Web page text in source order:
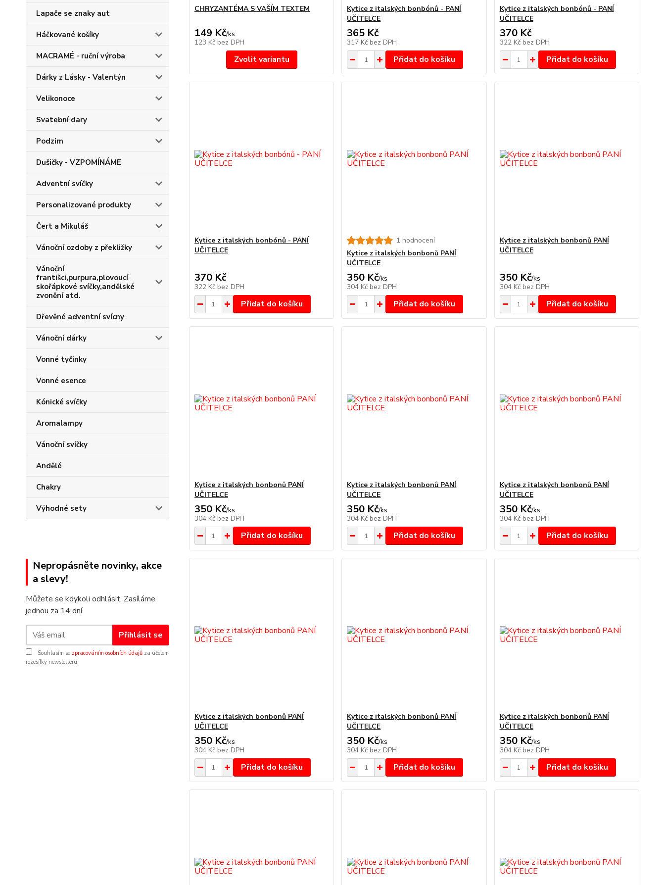
Lapače se znaky aut
Háčkované košíky
MACRAMÉ - ruční výroba
Dárky z Lásky - Valentýn
Velikonoce
Svatební dary
Podzim
Dušičky - VZPOMÍNÁME
Adventní svíčky
Personalizované produkty
Čert a Mikuláš
Vánoční ozdoby z překližky
Vánoční
františci,purpura,plovoucí
skořápkové svíčky,andělské
zvonění atd.
Dřevěné adventní svícny
Vánoční dárky
Vonné tyčinky
Vonné esence
Kónické svíčky
Aromalampy
Vánoční svíčky
Andělé
Chakry
Výhodné sety
Nepropásněte novinky, akce
a slevy!
Můžete se kdykoli odhlásit. Zasíláme
jednou za 14 dní.
Přihlásit se
Souhlasím se zpracováním osobních údajů za účelem
rozesílky newsletteru.
CHRYZANTÉMA S VAŠÍM TEXTEM
149 Kč/ks
123 Kč bez DPH
Zvolit variantu
Kytice z italských bonbónů - PANÍ
UČITELCE
365 Kč
317 Kč bez DPH
Přidat do košíku
Kytice z italských bonbónů - PANÍ
UČITELCE
370 Kč
322 Kč bez DPH
Přidat do košíku
Kytice z italských bonbónů - PANÍ
UČITELCE
370 Kč
322 Kč bez DPH
Přidat do košíku
1 hodnocení
Kytice z italských bonbonů PANÍ
UČITELCE
350 Kč/ks
304 Kč bez DPH
Přidat do košíku
Kytice z italských bonbonů PANÍ
UČITELCE
350 Kč/ks
304 Kč bez DPH
Přidat do košíku
Kytice z italských bonbonů PANÍ
UČITELCE
350 Kč/ks
304 Kč bez DPH
Přidat do košíku
Kytice z italských bonbonů PANÍ
UČITELCE
350 Kč/ks
304 Kč bez DPH
Přidat do košíku
Kytice z italských bonbonů PANÍ
UČITELCE
350 Kč/ks
304 Kč bez DPH
Přidat do košíku
Kytice z italských bonbonů PANÍ
UČITELCE
350 Kč/ks
304 Kč bez DPH
Přidat do košíku
Kytice z italských bonbonů PANÍ
UČITELCE
350 Kč/ks
304 Kč bez DPH
Přidat do košíku
Kytice z italských bonbonů PANÍ
UČITELCE
350 Kč/ks
304 Kč bez DPH
Přidat do košíku